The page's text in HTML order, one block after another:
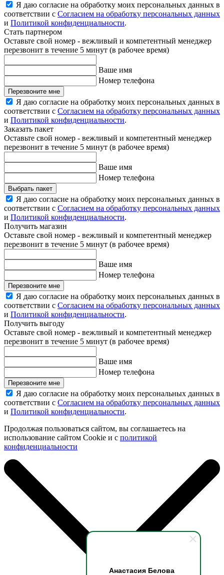
Анастасия Белова
Я даю согласие на обработку моих персональных данных в
соответствии с Согласием на обработку персональных данных
и Политикой конфиденциальности.
Стать партнером
Оставьте свой номер - вежливый и компетентный менеджер
перезвонит в течение 5 минут (в рабочее время)
Ваше имя
Номер телефона
Перезвоните мне
Я даю согласие на обработку моих персональных данных в
соответствии с Согласием на обработку персональных данных
и Политикой конфиденциальности.
Заказать пакет
Оставьте свой номер - вежливый и компетентный менеджер
перезвонит в течение 5 минут (в рабочее время)
Ваше имя
Номер телефона
Выбрать пакет
Я даю согласие на обработку моих персональных данных в
соответствии с Согласием на обработку персональных данных
и Политикой конфиденциальности.
Получить магазин
Оставьте свой номер - вежливый и компетентный менеджер
перезвонит в течение 5 минут (в рабочее время)
Ваше имя
Номер телефона
Перезвоните мне
Я даю согласие на обработку моих персональных данных в
соответствии с Согласием на обработку персональных данных
и Политикой конфиденциальности.
Получить выгоду
Оставьте свой номер - вежливый и компетентный менеджер
перезвонит в течение 5 минут (в рабочее время)
Ваше имя
Номер телефона
Перезвоните мне
Я даю согласие на обработку моих персональных данных в
соответствии с Согласием на обработку персональных данных
и Политикой конфиденциальности.
Продолжая пользоваться сайтом, вы соглашаетесь на
использование сайтом Cookie и с политикой
конфиденциальности